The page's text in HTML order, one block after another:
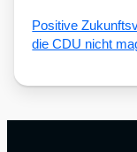
Posi­ti­ve
die CDU nicht